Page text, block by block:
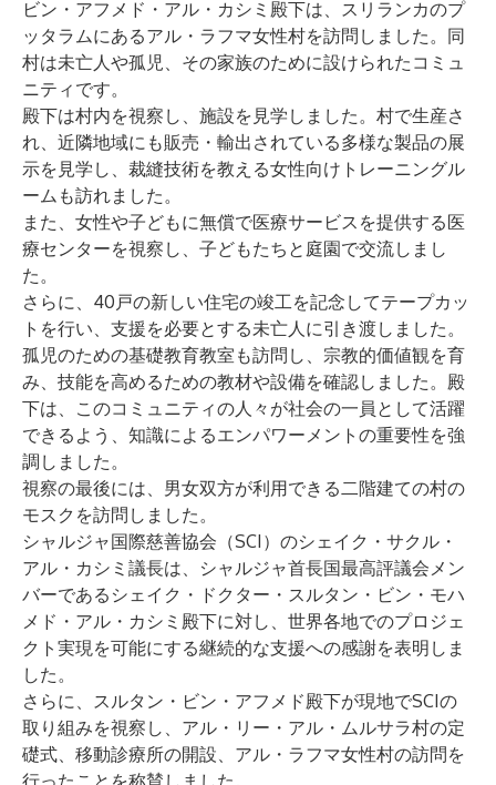
ビン・アフメド・アル・カシミ殿下は、スリランカのプ
ッタラムにあるアル・ラフマ女性村を訪問しました。同
村は未亡人や孤児、その家族のために設けられたコミュ
ニティです。
殿下は村内を視察し、施設を見学しました。村で生産さ
れ、近隣地域にも販売・輸出されている多様な製品の展
示を見学し、裁縫技術を教える女性向けトレーニングル
ームも訪れました。
また、女性や子どもに無償で医療サービスを提供する医
療センターを視察し、子どもたちと庭園で交流しまし
た。
さらに、40戸の新しい住宅の竣工を記念してテープカッ
トを行い、支援を必要とする未亡人に引き渡しました。
孤児のための基礎教育教室も訪問し、宗教的価値観を育
み、技能を高めるための教材や設備を確認しました。殿
下は、このコミュニティの人々が社会の一員として活躍
できるよう、知識によるエンパワーメントの重要性を強
調しました。
視察の最後には、男女双方が利用できる二階建ての村の
モスクを訪問しました。
シャルジャ国際慈善協会（SCI）のシェイク・サクル・
アル・カシミ議長は、シャルジャ首長国最高評議会メン
バーであるシェイク・ドクター・スルタン・ビン・モハ
メド・アル・カシミ殿下に対し、世界各地でのプロジェ
クト実現を可能にする継続的な支援への感謝を表明しま
した。
さらに、スルタン・ビン・アフメド殿下が現地でSCIの
取り組みを視察し、アル・リー・アル・ムルサラ村の定
礎式、移動診療所の開設、アル・ラフマ女性村の訪問を
行ったことを称賛しました。